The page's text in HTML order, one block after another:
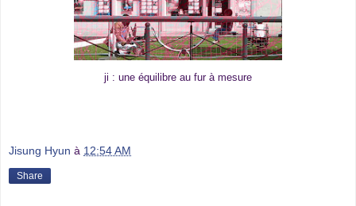
ji : une équilibre au fur à mesure
Jisung Hyun à 12:54 AM
Share